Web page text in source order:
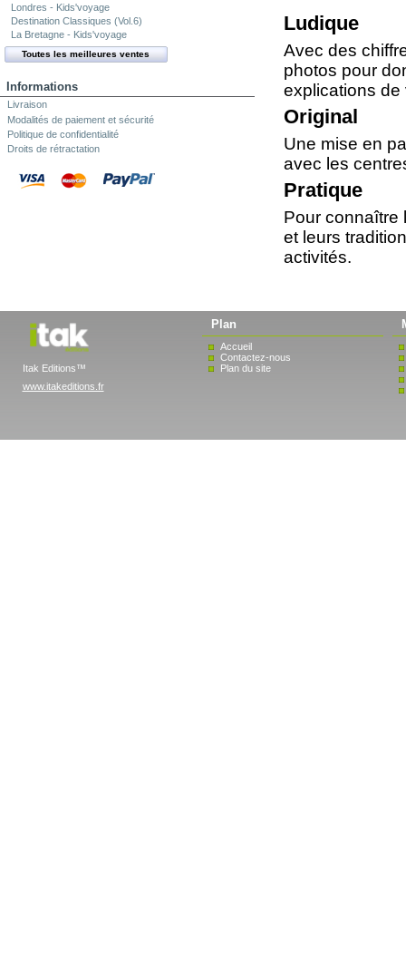
Londres - Kids'voyage
Destination Classiques (Vol.6)
La Bretagne - Kids'voyage
Toutes les meilleures ventes
Informations
Livraison
Modalités de paiement et sécurité
Politique de confidentialité
Droits de rétractation
Ludique
Avec des
photos pour
explications
Original
Une mise en
avec les
Pratique
Pour connaître
et leurs
activités.
Itak Editions™
www.itakeditions.fr
Plan
Accueil
Contactez-nous
Plan du site